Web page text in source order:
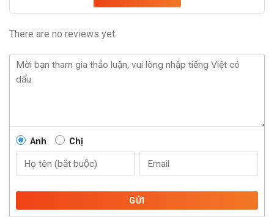
There are no reviews yet.
Anh Chị
GỬI